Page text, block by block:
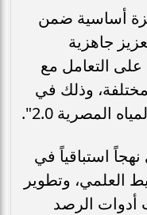
أساسية ضمن
جاهزية
على التعامل مع
وذلك في
المصرية 2.0".
استباقياً في
العلمي، وتطوير
أدوات الرصد